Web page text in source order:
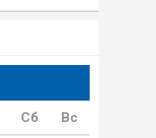
Сб Вс